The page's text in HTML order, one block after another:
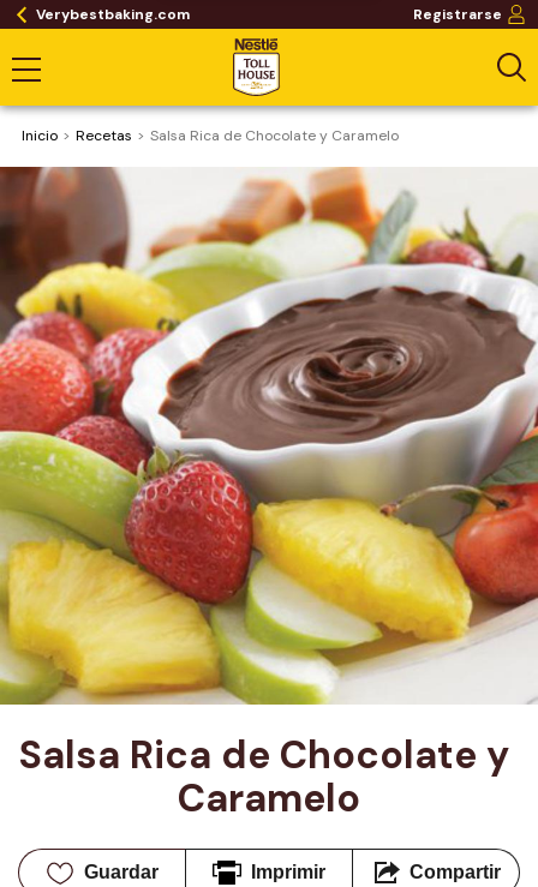
Verybestbaking.com Registrarse
Inicio Recetas Salsa Rica de Chocolate y Caramelo
Salsa Rica de Chocolate y
Caramelo
Guardar Imprimir Compartir